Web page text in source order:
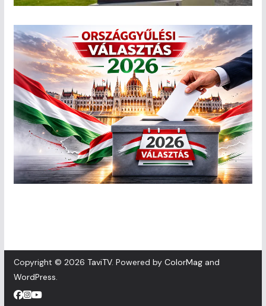
Copyright © 2026 TaviTV. Powered by ColorMagand
WordPress.